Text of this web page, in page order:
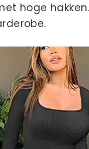
hoge